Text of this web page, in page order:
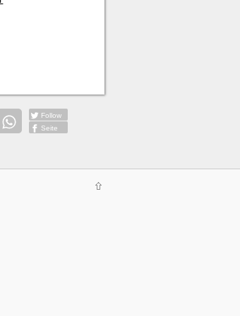
Follow
Seite